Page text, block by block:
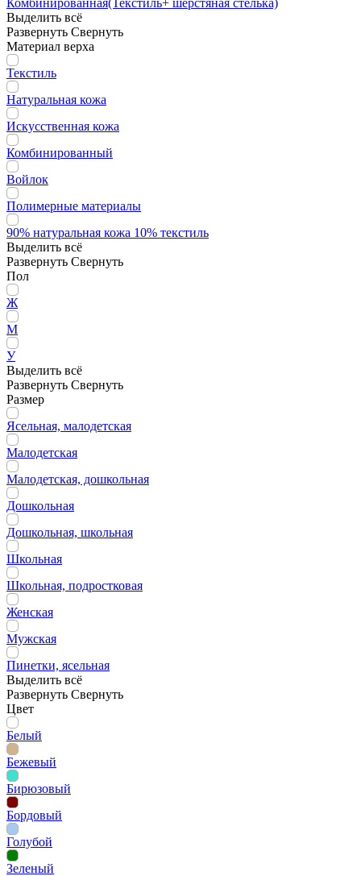
Комбинированная(Текстиль+ шерстяная стелька)
Выделить всё
Развернуть Свернуть
Материал верха
Текстиль
Натуральная кожа
Искусственная кожа
Комбинированный
Войлок
Полимерные материалы
90% натуральная кожа 10% текстиль
Выделить всё
Развернуть Свернуть
Пол
Ж
М
У
Выделить всё
Развернуть Свернуть
Размер
Ясельная, малодетская
Малодетская
Малодетская, дошкольная
Дошкольная
Дошкольная, школьная
Школьная
Школьная, подростковая
Женская
Мужская
Пинетки, ясельная
Выделить всё
Развернуть Свернуть
Цвет
Белый
Бежевый
Бирюзовый
Бордовый
Голубой
Зеленый